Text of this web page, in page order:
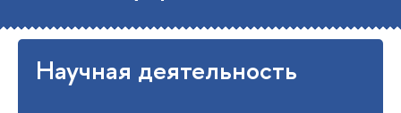
Научная деятельность